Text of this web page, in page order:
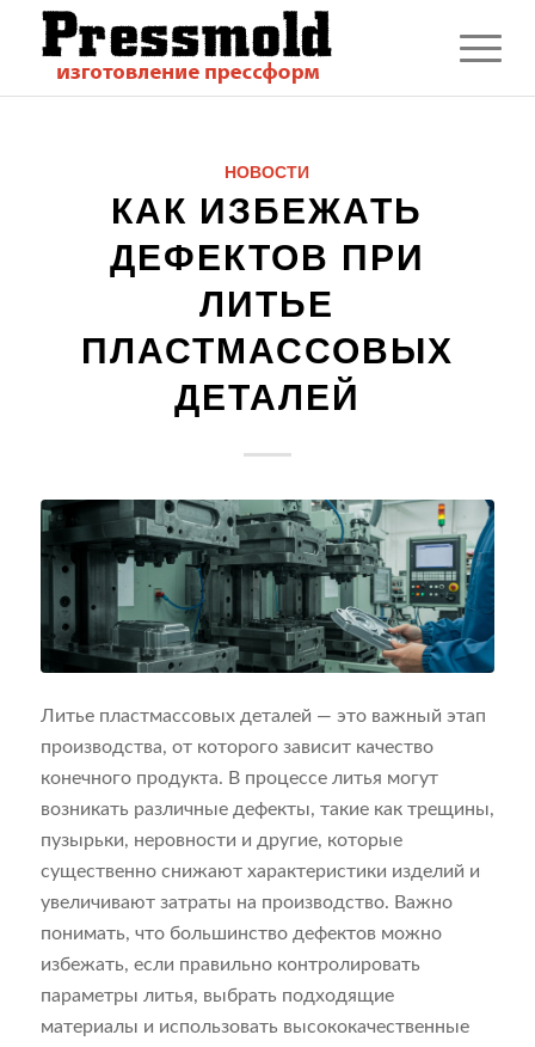
НОВОСТИ
КАК ИЗБЕЖАТЬ
ДЕФЕКТОВ ПРИ
ЛИТЬЕ
ПЛАСТМАССОВЫХ
ДЕТАЛЕЙ
Литье пластмассовых деталей — это важный этап
производства, от которого зависит качество
конечного продукта. В процессе литья могут
возникать различные дефекты, такие как трещины,
пузырьки, неровности и другие, которые
существенно снижают характеристики изделий и
увеличивают затраты на производство. Важно
понимать, что большинство дефектов можно
избежать, если правильно контролировать
параметры литья, выбрать подходящие
материалы и использовать высококачественные